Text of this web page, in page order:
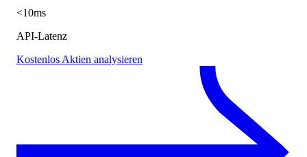
<10ms
API-Latenz
Kostenlos Aktien analysieren